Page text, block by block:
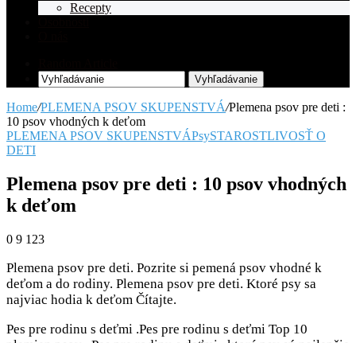
Recepty
Vyhľadávanie
Home/PLEMENA PSOV SKUPENSTVÁ/Plemena psov pre deti :
10 psov vhodných k deťom
PLEMENA PSOV SKUPENSTVÁPsySTAROSTLIVOSŤ O
DETI
Plemena psov pre deti : 10 psov vhodných
k deťom
0 9 123
Plemena psov pre deti. Pozrite si pemená psov vhodné k
deťom a do rodiny. Plemena psov pre deti. Ktoré psy sa
najviac hodia k deťom Čítajte.
Pes pre rodinu s deťmi .Pes pre rodinu s deťmi Top 10